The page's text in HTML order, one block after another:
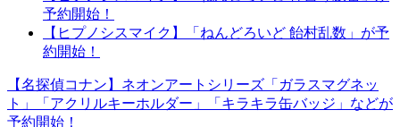
予約開始！
【ヒプノシスマイク】「ねんどろいど 飴村乱数」が予
約開始！
【名探偵コナン】ネオンアートシリーズ「ガラスマグネッ
ト」「アクリルキーホルダー」「キラキラ缶バッジ」などが
予約開始！